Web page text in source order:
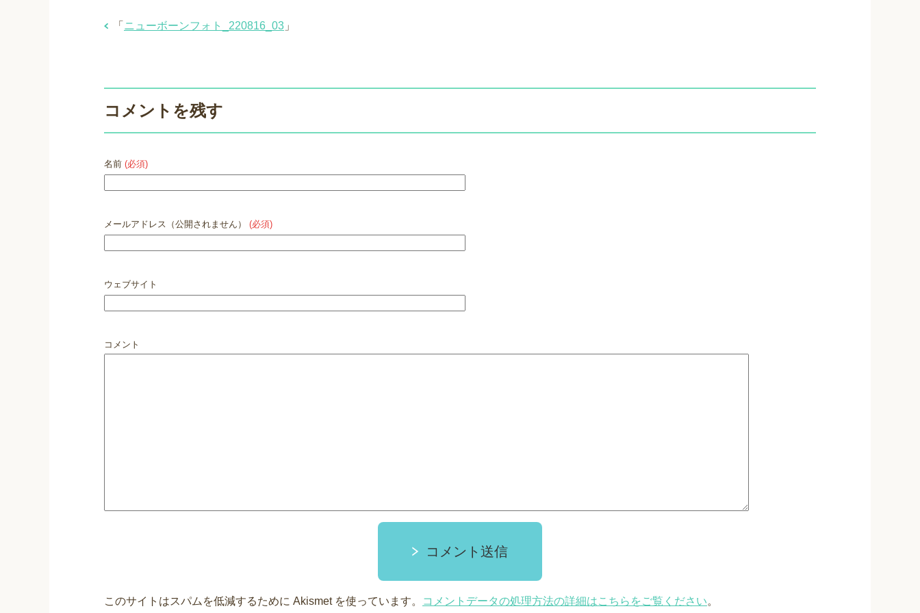
「 ニューボーンフォト_220816_03 」
コメントを残す
名前 (必須)
メールアドレス（公開されません） (必須)
ウェブサイト
コメント
コメント送信
このサイトはスパムを低減するために Akismet を使っています。 コメントデータの処理方法の詳細はこちらをご覧ください。